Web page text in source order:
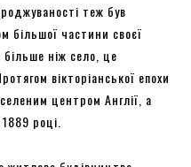
теж був
більшої частини своєї
більше ніж село, це
вікторіанської епохи
центром Англії, а
році.